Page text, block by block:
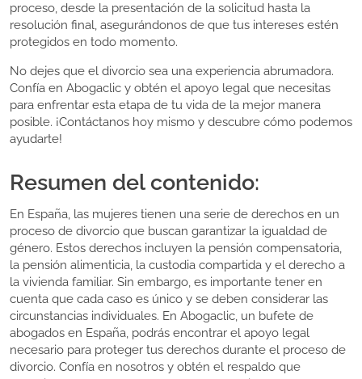
proceso, desde la presentación de la solicitud hasta la
resolución final, asegurándonos de que tus intereses estén
protegidos en todo momento.
No dejes que el divorcio sea una experiencia abrumadora.
Confía en Abogaclic y obtén el apoyo legal que necesitas
para enfrentar esta etapa de tu vida de la mejor manera
posible. ¡Contáctanos hoy mismo y descubre cómo podemos
ayudarte!
Resumen del contenido:
En España, las mujeres tienen una serie de derechos en un
proceso de divorcio que buscan garantizar la igualdad de
género. Estos derechos incluyen la pensión compensatoria,
la pensión alimenticia, la custodia compartida y el derecho a
la vivienda familiar. Sin embargo, es importante tener en
cuenta que cada caso es único y se deben considerar las
circunstancias individuales. En Abogaclic, un bufete de
abogados en España, podrás encontrar el apoyo legal
necesario para proteger tus derechos durante el proceso de
divorcio. Confía en nosotros y obtén el respaldo que